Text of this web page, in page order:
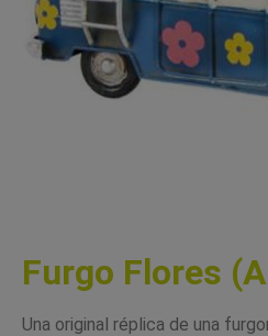
Furgo Flores
Una original réplica de una